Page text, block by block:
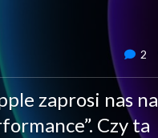
2
zaprosi nas na
Czy ta